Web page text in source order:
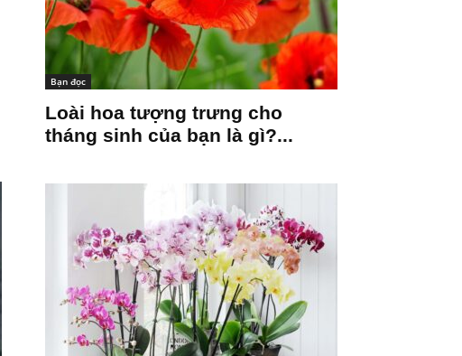
Bạn đọc
Loài hoa tượng trưng cho
tháng sinh của bạn là gì?...